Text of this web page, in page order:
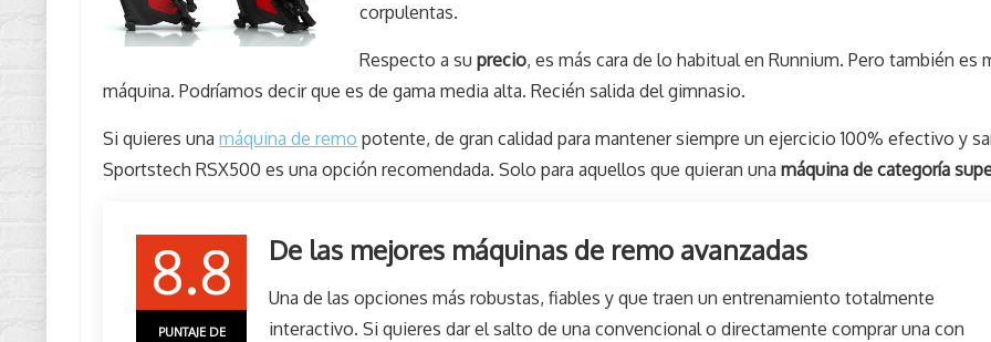
corpulentas.
Respecto a su precio, es más cara de lo habitual en Runnium. Pero también es
máquina. Podríamos decir que es de gama media alta. Recién salida del gimnasio.
Si quieres una máquina de remo potente, de gran calidad para mantener siempre un ejercicio 100% efectivo y
Sportstech RSX500 es una opción recomendada. Solo para aquellos que quieran una máquina de categoría
8.8
PUNTAJE DE
De las mejores máquinas de remo avanzadas
Una de las opciones más robustas, fiables y que traen un entrenamiento totalmente
interactivo. Si quieres dar el salto de una convencional o directamente comprar una con